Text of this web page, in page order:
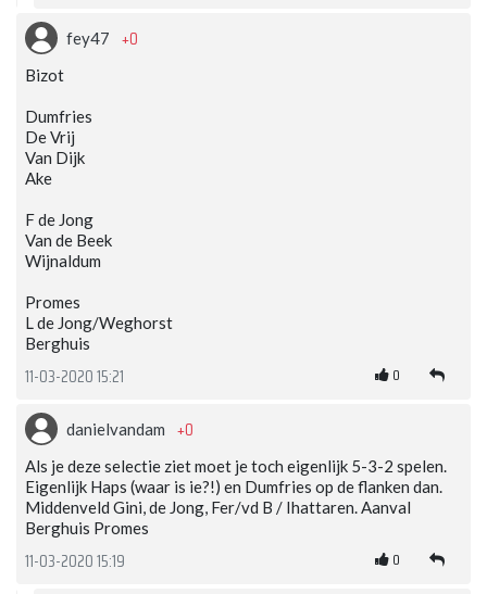
fey47 +0
Bizot
Dumfries
De Vrij
Van Dijk
Ake
F de Jong
Van de Beek
Wijnaldum
Promes
L de Jong/Weghorst
Berghuis
11-03-2020 15:21 0
danielvandam +0
Als je deze selectie ziet moet je toch eigenlijk 5-3-2 spelen.
Eigenlijk Haps (waar is ie?!) en Dumfries op de flanken dan.
Middenveld Gini, de Jong, Fer/vd B / Ihattaren. Aanval
Berghuis Promes
11-03-2020 15:19 0